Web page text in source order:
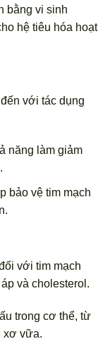
bằng vi sinh
hệ tiêu hóa hoạt
với tác dụng
năng làm giảm
bảo vệ tim mạch
với tim mạch
và cholesterol.
trong cơ thể, từ
xơ vữa.